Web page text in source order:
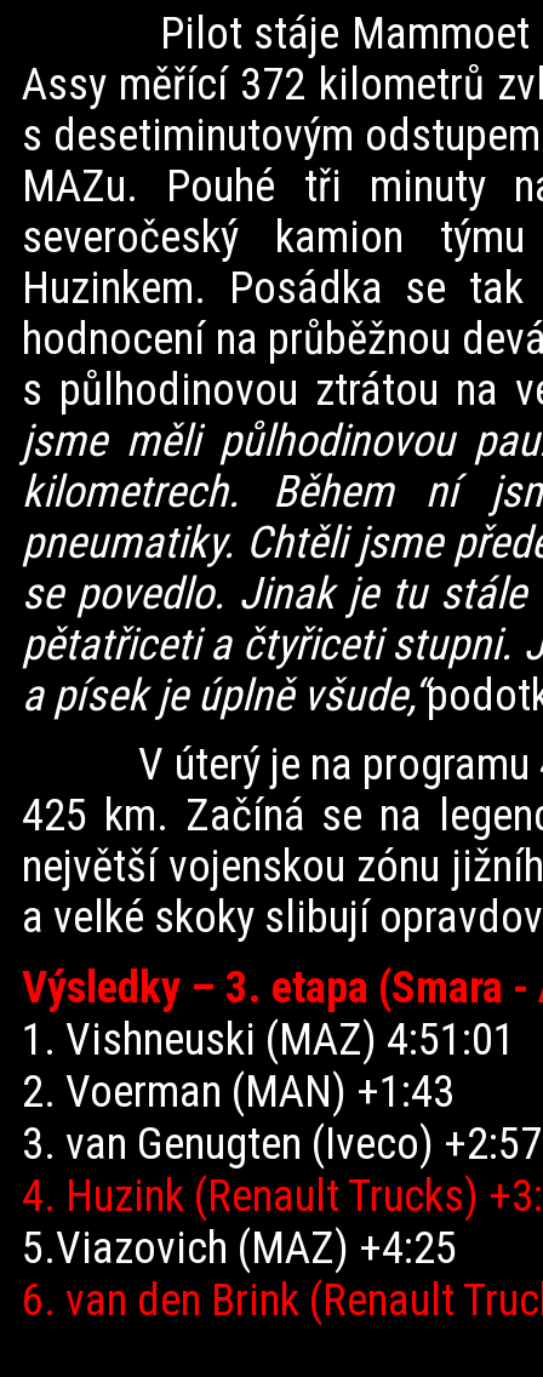
Pilot stáje Mammoet
Assy měřící 372 kilometrů
s desetiminutovým
MAZu. Pouhé tři minuty
severočeský kamion
Huzinkem. Posádka se
hodnocení na průběžnou
s půlhodinovou ztrátou na
jsme měli půlhodinovou
kilometrech. Během ní
pneumatiky. Chtěli jsme
se povedlo. Jinak je tu
pětatřiceti a čtyřiceti stupni.
a písek je úplně všude,“
V úterý je na programu
425 km. Začíná se na
největší vojenskou zónu
a velké skoky slibují
Výsledky – 3. etapa (Smara
1. Vishneuski (MAZ) 4:51:01
2. Voerman (MAN) +1:43
3. van Genugten (Iveco) +2:57
4. Huzink (Renault Trucks)
5.Viazovich (MAZ) +4:25
6. van den Brink (Renault